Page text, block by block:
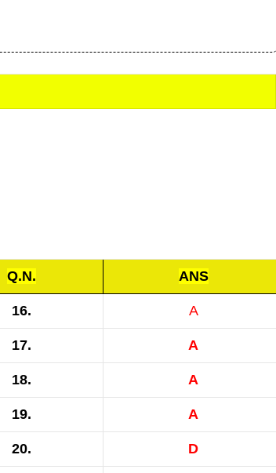
Q.N. ANS
16. A
17. A
18. A
19. A
20. D